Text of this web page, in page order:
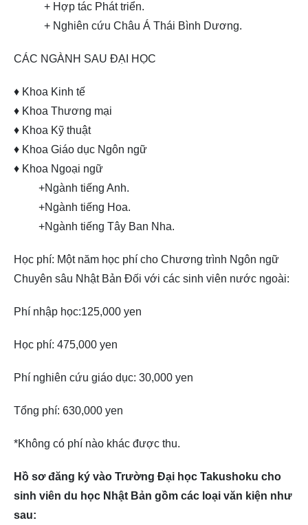
+ Hợp tác Phát triển.
+ Nghiên cứu Châu Á Thái Bình Dương.
CÁC NGÀNH SAU ĐẠI HỌC
♦ Khoa Kinh tế
♦ Khoa Thương mại
♦ Khoa Kỹ thuật
♦ Khoa Giáo dục Ngôn ngữ
♦ Khoa Ngoại ngữ
+Ngành tiếng Anh.
+Ngành tiếng Hoa.
+Ngành tiếng Tây Ban Nha.
Học phí: Một năm học phí cho Chương trình Ngôn ngữ
Chuyên sâu Nhật Bản Đối với các sinh viên nước ngoài:
Phí nhập học:125,000 yen
Học phí: 475,000 yen
Phí nghiên cứu giáo dục: 30,000 yen
Tổng phí: 630,000 yen
*Không có phí nào khác được thu.
Hồ sơ đăng ký vào Trường Đại học Takushoku cho
sinh viên du học Nhật Bản gồm các loại văn kiện như
sau: